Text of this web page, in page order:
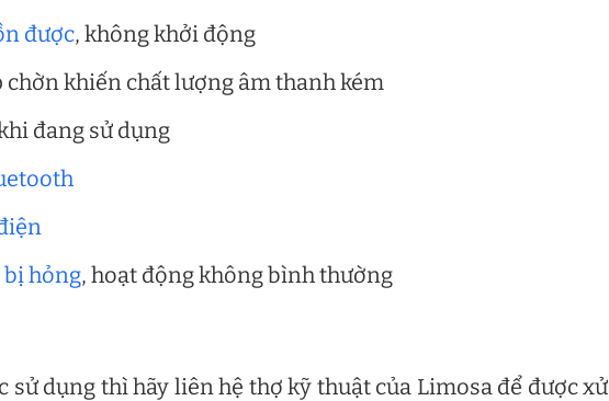
được, không khởi động
chờn khiến chất lượng âm thanh kém
đang sử dụng
bị hỏng, hoạt động không bình thường
sử dụng thì hãy liên hệ thợ kỹ thuật của Limosa để được xử